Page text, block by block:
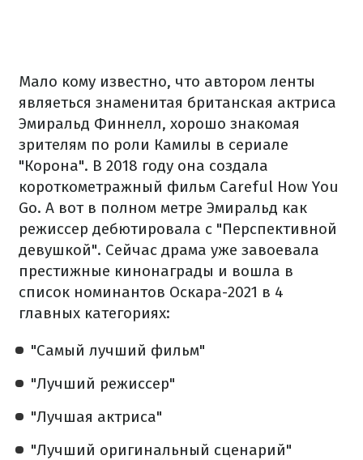
Мало кому известно, что автором ленты
являеться знаменитая британская актриса
Эмиральд Финнелл, хорошо знакомая
зрителям по роли Камилы в сериале
"Корона". В 2018 году она создала
короткометражный фильм Careful How You
Go. А вот в полном метре Эмиральд как
режиссер дебютировала с "Перспективной
девушкой". Сейчас драма уже завоевала
престижные кинонаграды и вошла в
список номинантов Оскара-2021 в 4
главных категориях:
"Самый лучший фильм"
"Лучший режиссер"
"Лучшая актриса"
"Лучший оригинальный сценарий"